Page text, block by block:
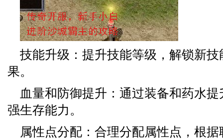
技能升级：提升技能等级，解锁新
果。
血量和防御提升：通过装备和药水
强生存能力。
属性点分配：合理分配属性点，根